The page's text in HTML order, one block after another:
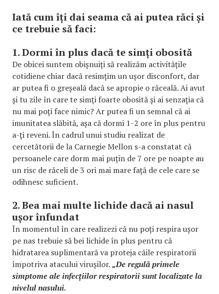
Iată cum îți dai seama că ai putea răci și
ce trebuie să faci:
1. Dormi în plus dacă te simți obosită
De obicei suntem obișnuiți să realizăm activitățile
cotidiene chiar dacă resimțim un ușor disconfort, dar
ar putea fi o greșeală dacă se apropie o răceală. Ai avut
și tu zile în care te simți foarte obosită și ai senzația că
nu mai poți face nimic? Ar putea fi un semnal că ai
imunitatea slăbită, așa că dormi 1-2 ore în plus pentru
a-ți reveni. În cadrul unui studiu realizat de
cercetătorii de la Carnegie Mellon s-a constatat că
persoanele care dorm mai puțin de 7 ore pe noapte au
un risc de răceli de 3 ori mai mare față de cele care se
odihnesc suficient.
2. Bea mai multe lichide dacă ai nasul
ușor înfundat
În momentul în care realizezi că nu poți respira ușor
pe nas trebuie să bei lichide în plus pentru că
hidratarea suplimentară va proteja căile respiratorii
împotriva atacului virușilor.„De regulă primele
simptome ale infecțiilor respiratorii sunt localizate la
nivelul nasului.